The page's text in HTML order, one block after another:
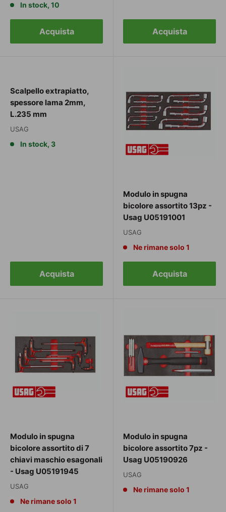
In stock, 10
Acquista Acquista
Scalpello extrapiatto,
spessore lama 2mm,
L.235 mm
USAG
In stock, 3
Acquista
Modulo in spugna
bicolore assortito 13pz -
Usag U05191001
USAG
Ne rimane solo 1
Acquista
Modulo in spugna
bicolore assortito di 7
chiavi maschio esagonali
- Usag U05191945
USAG
Ne rimane solo 1
Modulo in spugna
bicolore assortito 7pz -
Usag U05190926
USAG
Ne rimane solo 1